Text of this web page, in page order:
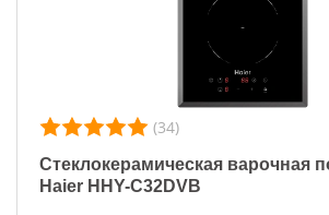
(34)
Стеклокерамическая варочная
Haier HHY-C32DVB